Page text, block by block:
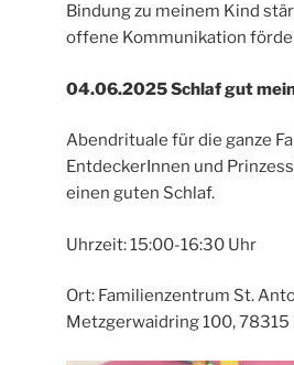
Bindung zu meinem Kind
offene Kommunikation
04.06.2025 Schlaf gut
Abendrituale für die ganze
EntdeckerInnen und
einen guten Schlaf.
Uhrzeit: 15:00-16:30 Uhr
Ort: Familienzentrum St.
Metzgerwaidring 100, 78315